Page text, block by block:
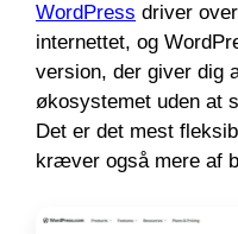
WordPress driver
internettet, og
version, der giver dig
økosystemet uden at
Det er det mest
kræver også mere af